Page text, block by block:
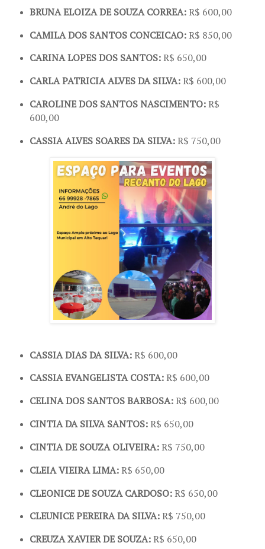
BRUNA ELOIZA DE SOUZA CORREA:R$ 600,00
CAMILA DOS SANTOS CONCEICAO:R$ 850,00
CARINA LOPES DOS SANTOS:R$ 650,00
CARLA PATRICIA ALVES DA SILVA:R$ 600,00
CAROLINE DOS SANTOS NASCIMENTO:R$
600,00
CASSIA ALVES SOARES DA SILVA:R$ 750,00
CASSIA DIAS DA SILVA:R$ 600,00
CASSIA EVANGELISTA COSTA:R$ 600,00
CELINA DOS SANTOS BARBOSA:R$ 600,00
CINTIA DA SILVA SANTOS:R$ 650,00
CINTIA DE SOUZA OLIVEIRA:R$ 750,00
CLEIA VIEIRA LIMA:R$ 650,00
CLEONICE DE SOUZA CARDOSO:R$ 650,00
CLEUNICE PEREIRA DA SILVA:R$ 750,00
CREUZA XAVIER DE SOUZA:R$ 650,00